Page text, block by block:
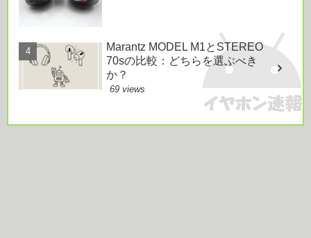
Marantz MODEL M1とSTEREO
70sの比較：どちらを選ぶべき
か？
69 views